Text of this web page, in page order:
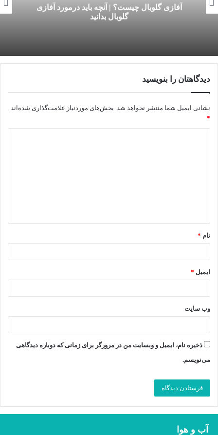
دیس‌آرتری چیست؟ | علائم و درمان دیس‌آرتری
دیدگاهتان را بنویسید
نشانی ایمیل شما منتشر نخواهد شد. بخش‌های موردنیاز علامت‌گذاری شده‌اند
*
*
نام *
ایمیل *
وب‌ سایت
ذخیره نام، ایمیل و وبسایت من در مرورگر برای زمانی که دوباره دیدگاهی
می‌نویسم.
آب و هوا